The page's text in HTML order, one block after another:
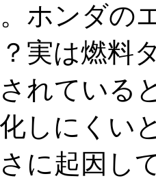
ホンダの
実は燃料
れている
しにくい
に起因し